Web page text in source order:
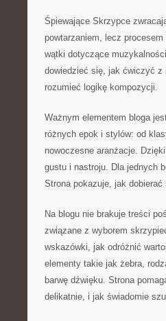
Śpiewające Skrzypce
powtarzaniem, lecz procesem
wątki dotyczące
dowiedzieć się, jak ćwiczyć z
rozumieć logikę kompozycji.
Ważnym elementem bloga
różnych epok i stylów: od
nowoczesne aranżacje.
gustu i nastroju. Dla jednych
Strona pokazuje, jak dobierać
Na blogu nie brakuje treści
związane z wyborem
wskazówki, jak odróżnić
elementy takie jak żebra,
barwę dźwięku. Strona
delikatnie, i jak świadomie